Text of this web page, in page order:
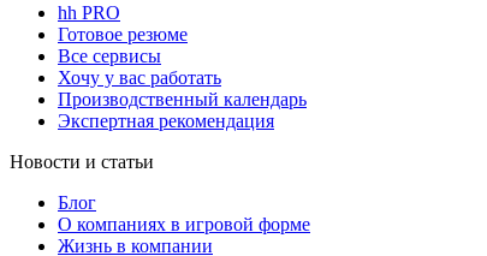
hh PRO
Готовое резюме
Все сервисы
Хочу у вас работать
Производственный календарь
Экспертная рекомендация
Новости и статьи
Блог
О компаниях в игровой форме
Жизнь в компании